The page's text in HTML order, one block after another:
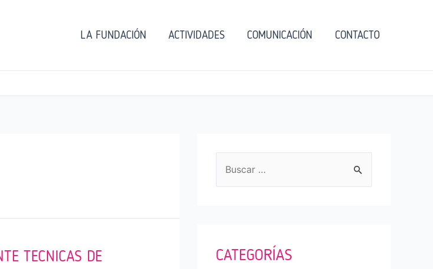
LA FUNDACIÓN ACTIVIDADES COMUNICACIÓN CONTACTO
TECNICAS DE
rCATEGORÍAS